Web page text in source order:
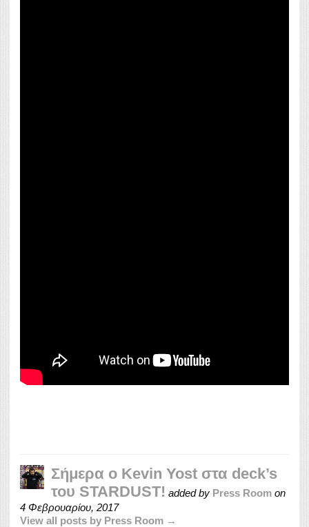
Σήμερα ο Kevin Yost στα deck’s
του STARDUST! added by Press Room on
4 Φεβρουαρίου, 2017
View all posts by Press Room →